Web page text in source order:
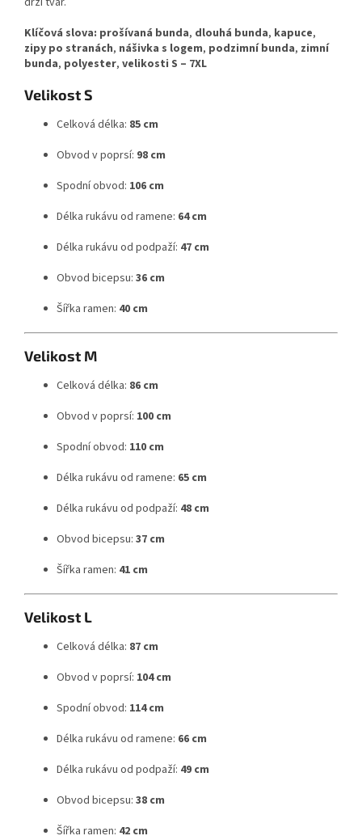
Klíčová slova: prošívaná bunda, dlouhá bunda, kapuce,
zipy po stranách, nášivka s logem, podzimní bunda, zimní
bunda, polyester, velikosti S – 7XL
Velikost S
Celková délka: 85 cm
Obvod v poprsí: 98 cm
Spodní obvod: 106 cm
Délka rukávu od ramene: 64 cm
Délka rukávu od podpaží: 47 cm
Obvod bicepsu: 36 cm
Šířka ramen: 40 cm
Velikost M
Celková délka: 86 cm
Obvod v poprsí: 100 cm
Spodní obvod: 110 cm
Délka rukávu od ramene: 65 cm
Délka rukávu od podpaží: 48 cm
Obvod bicepsu: 37 cm
Šířka ramen: 41 cm
Velikost L
Celková délka: 87 cm
Obvod v poprsí: 104 cm
Spodní obvod: 114 cm
Délka rukávu od ramene: 66 cm
Délka rukávu od podpaží: 49 cm
Obvod bicepsu: 38 cm
Šířka ramen: 42 cm